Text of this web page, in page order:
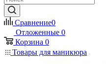
Сравнение0
Отложенные 0
Корзина 0
Товары для маникюра